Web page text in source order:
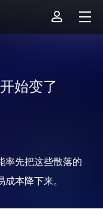
始变了
率先把这些散落的
本降下来。